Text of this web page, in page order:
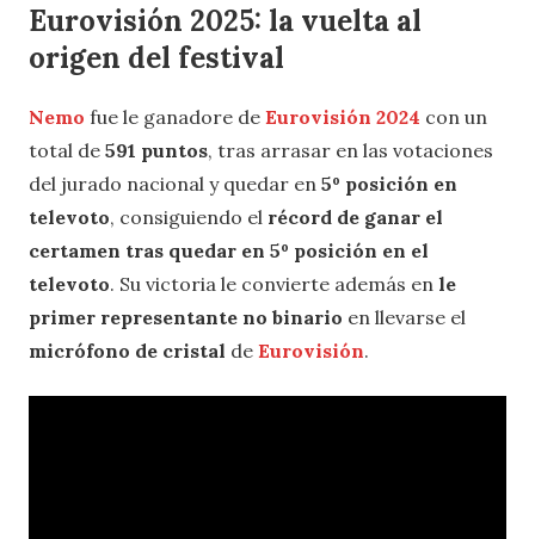
Eurovisión 2025: la vuelta al
origen del festival
Nemo fue le ganadore de Eurovisión 2024 con un
total de 591 puntos, tras arrasar en las votaciones
del jurado nacional y quedar en 5º posición en
televoto, consiguiendo el récord de ganar el
certamen tras quedar en 5º posición en el
televoto. Su victoria le convierte además en le
primer representante no binario en llevarse el
micrófono de cristal de Eurovisión.